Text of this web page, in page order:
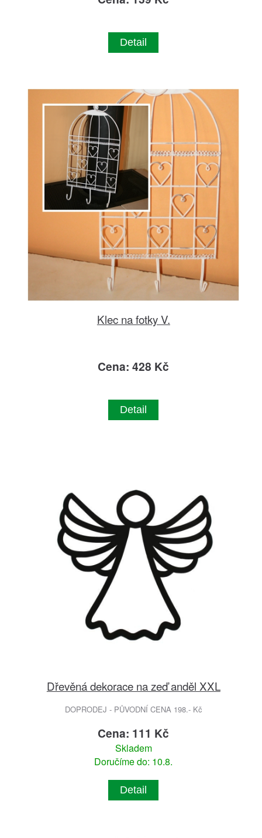
Detail
Klec na fotky V.
Cena: 428 Kč
Detail
Dřevěná dekorace na zeď anděl XXL
DOPRODEJ - PŮVODNÍ CENA 198.- Kč
Cena: 111 Kč
Skladem
Doručíme do: 10.8.
Detail